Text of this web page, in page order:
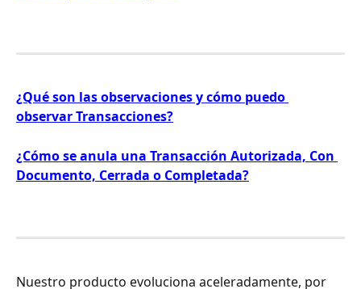
¿Qué son las observaciones y cómo puedo
observar Transacciones?
¿Cómo se anula una Transacción Autorizada, Con
Documento, Cerrada o Completada?
Nuestro producto evoluciona aceleradamente, por